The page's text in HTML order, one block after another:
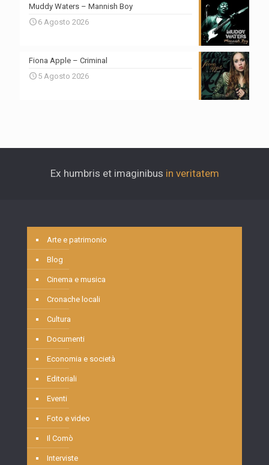
Muddy Waters – Mannish Boy
6 Agosto 2026
Fiona Apple – Criminal
5 Agosto 2026
Ex humbris et imaginibus in veritatem
Arte e patrimonio
Blog
Cinema e musica
Cronache locali
Cultura
Documenti
Economia e società
Editoriali
Eventi
Foto e video
Il Comò
Interviste